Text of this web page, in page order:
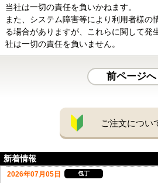
当社は一切の責任を負いかねます。
また、システム障害等により利用者様の
る場合がありますが、これらに関して発
社は一切の責任を負いません。
前ページへ
ご注文につい
新着情報